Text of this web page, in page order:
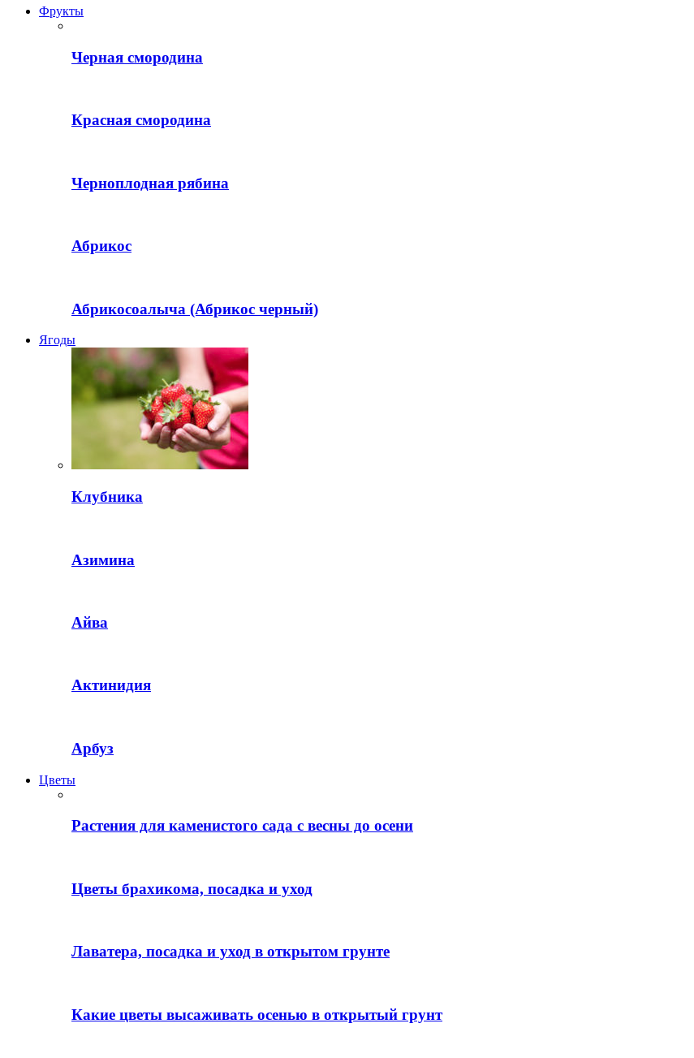
Фрукты
Черная смородина
Красная смородина
Черноплодная рябина
Абрикос
Абрикосоалыча (Абрикос черный)
Ягоды
Клубника
Азимина
Айва
Актинидия
Арбуз
Цветы
Растения для каменистого сада с весны до осени
Цветы брахикома, посадка и уход
Лаватера, посадка и уход в открытом грунте
Какие цветы высаживать осенью в открытый грунт